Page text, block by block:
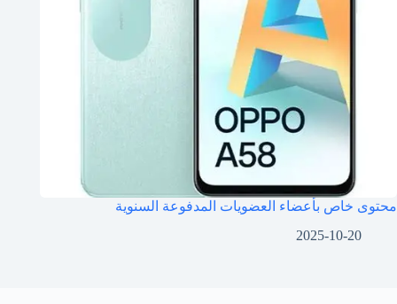
محتوى خاص بأعضاء العضويات المدفوعة السنوية
2025-10-20